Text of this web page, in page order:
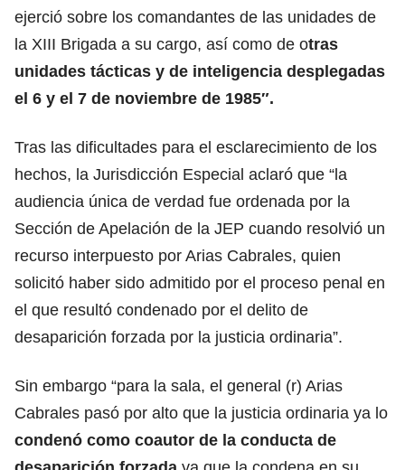
ejerció sobre los comandantes de las unidades de
la XIII Brigada a su cargo, así como de otras
unidades tácticas y de inteligencia desplegadas
el 6 y el 7 de noviembre de 1985″.
Tras las dificultades para el esclarecimiento de los
hechos, la Jurisdicción Especial aclaró que “la
audiencia única de verdad fue ordenada por la
Sección de Apelación de la JEP cuando resolvió un
recurso interpuesto por Arias Cabrales, quien
solicitó haber sido admitido por el proceso penal en
el que resultó condenado por el delito de
desaparición forzada por la justicia ordinaria”.
Sin embargo “para la sala, el general (r) Arias
Cabrales pasó por alto que la justicia ordinaria ya lo
condenó como coautor de la conducta de